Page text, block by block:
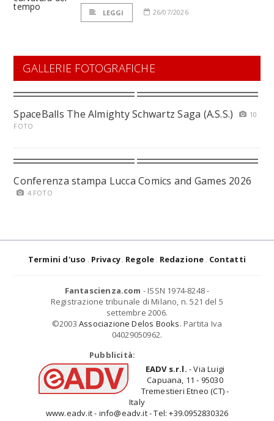
LEGGI 26/07/2026
GALLERIE FOTOGRAFICHE
SpaceBalls The Almighty Schwartz Saga (A.S.S.)
10
FOTO
Conferenza stampa Lucca Comics and Games 2026
4 FOTO
Termini d'uso Privacy Regole Redazione Contatti
Fantascienza.com - ISSN 1974-8248 -
Registrazione tribunale di Milano, n. 521 del 5
settembre 2006.
©2003 Associazione Delos Books. Partita Iva
04029050962.
Pubblicità:
EADV s.r.l. - Via Luigi
Capuana, 11 - 95030
Tremestieri Etneo (CT) -
Italy
www.eadv.it - info@eadv.it - Tel: +39.0952830326